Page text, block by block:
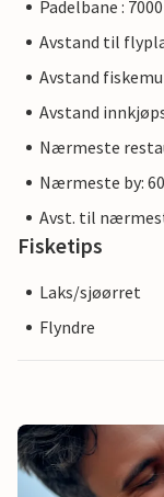
Padelbane : 7000
Avstand til
Avstand
Avstand
Nærmeste
Nærmeste by:
Avst. til
Fisketips
Laks/sjøørret
Flyndre